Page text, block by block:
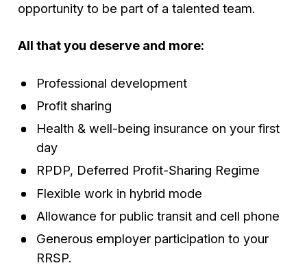
opportunity to be part of a talented team.
All that you deserve and more:
Professional development
Profit sharing
Health & well-being insurance on your first
day
RPDP, Deferred Profit-Sharing Regime
Flexible work in hybrid mode
Allowance for public transit and cell phone
Generous employer participation to your
RRSP.